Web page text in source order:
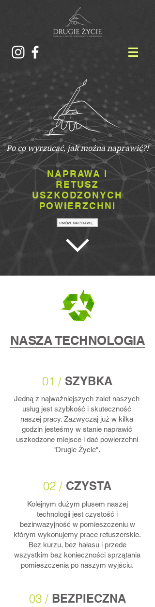
Po co wyrzucać, jak można naprawić?!
NAPRAWA I
RETUSZ
USZKODZONYCH
POWIERZCHNI
UMÓW NAPRAWĘ
NASZA TECHNOLOGIA
01 / SZYBKA
Jedną z najważniejszych zalet naszych
usług jest szybkość i skuteczność
naszej pracy. Zazwyczaj już w kilka
godzin jesteśmy w stanie naprawić
uszkodzone miejsce i dać powierzchni
"Drugie Życie".
02 / CZYSTA
Kolejnym dużym plusem naszej
technologii jest czystość i
bezinwazyjność w pomieszczeniu w
którym wykonujemy prace retuszerskie.
Bez kurzu, bez hałasu i przede
wszystkim bez konieczności sprzątania
pomieszczenia po naszym wyjściu.
03 /BEZPIECZNA